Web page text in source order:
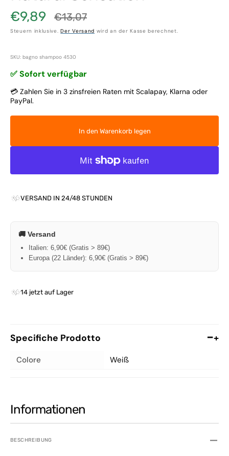
Informationen
BESCHREIBUNG
Verkaufspreis
€9,89
Normaler
Preis
€13,07
Steuern inklusive.Der Versand wird an der Kasse berechnet.
SKU: bagno shampoo 4530
✅ Sofort verfügbar
💳 Zahlen Sie in 3 zinsfreien Raten mit Scalapay, Klarna oder
PayPal.
In den Warenkorb legen
VERSAND IN 24/48 STUNDEN
🚚 Versand
Italien: 6,90€ (Gratis > 89€)
Europa (22 Länder): 6,90€ (Gratis > 89€)
14 jetzt auf Lager
Specifiche Prodotto +
Colore Weiß